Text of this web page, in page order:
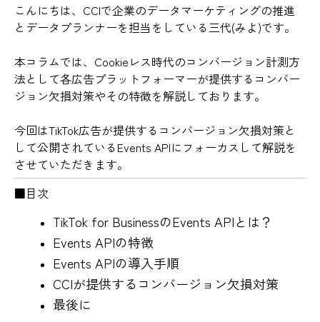
こんにちは、CCIで企業のデータマーケティングの推進
とデータプランナーを担当をしている三代(みよ)です。
本コラムでは、Cookieレス時代のコンバージョン計測方
法として各広告プラットフォーマーが提供するコンバー
ジョン欠損対策やその特徴を解説しております。
今回はTikTok広告が提供するコンバージョン欠損対策と
して公開されているEvents APIにフォーカスして解説を
させていただきます。
■目次
TikTok for BusinessのEvents APIとは？
Events APIの特徴
Events APIの導入手順
CCIが提供するコンバージョン欠損対策
最後に